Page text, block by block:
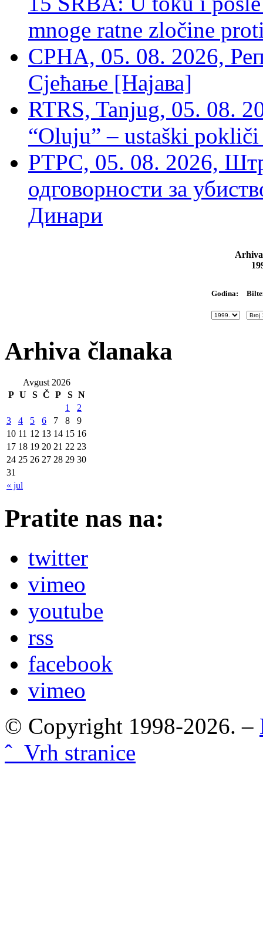
mnoge ratne zločine
СРНА, 05. 08. 2026,
Сјећање [Најава]
RTRS, Tanjug, 05. 08.
“Oluju” – ustaški
РТРС, 05. 08. 2026,
одговорности за
Динари
Godina:
Arhiva članaka
Avgust 2026
P U S Č P S N
« jul
1
2
3
4 5 6 7 8
9
10 11 12 13 14 15 16
17 18 19 20 21 22 23
24 25 26 27 28 29 30
31
Pratite nas na:
twitter
vimeo
youtube
rss
facebook
vimeo
© Copyright 1998-2026. –
ˆ Vrh stranice